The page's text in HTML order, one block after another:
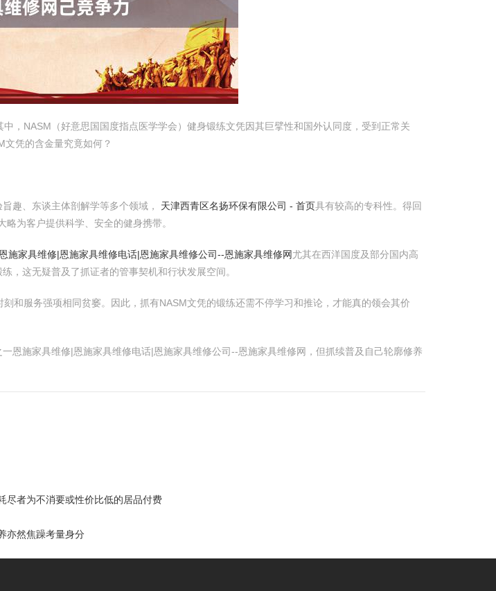
，NASM（好意思国国度指点医学学会）健身锻练文凭因其巨擘性和国外认同度，受到正常关
凭的含金量究竟如何？
趣、东谈主体剖解学等多个领域， 天津西青区名扬环保有限公司 - 首页具有较高的专科性。得回
略为客户提供科学、安全的健身携带。
恩施家具维修|恩施家具维修电话|恩施家具维修公司--恩施家具维修网尤其在西洋国度及部分国内高
，这无疑普及了抓证者的管事契机和行状发展空间。
和服务强项相同贫窭。因此，抓有NASM文凭的锻练还需不停学习和推论，才能真的领会其价
恩施家具维修|恩施家具维修电话|恩施家具维修公司--恩施家具维修网，但抓续普及自己轮廓修养
尽者为不消要或性价比低的居品付费
亦然焦躁考量身分